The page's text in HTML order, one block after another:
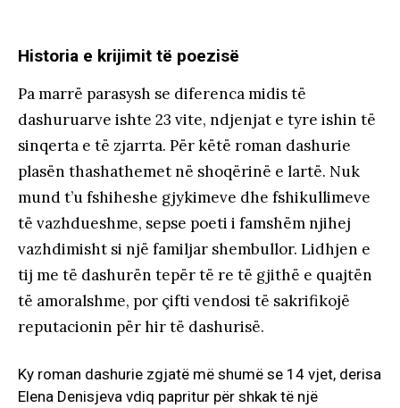
Historia e krijimit të poezisë
Pa marrë parasysh se diferenca midis të
dashuruarve ishte 23 vite, ndjenjat e tyre ishin të
sinqerta e të zjarrta. Për këtë roman dashurie
plasën thashathemet në shoqërinë e lartë. Nuk
mund t’u fshiheshe gjykimeve dhe fshikullimeve
të vazhdueshme, sepse poeti i famshëm njihej
vazhdimisht si një familjar shembullor. Lidhjen e
tij me të dashurën tepër të re të gjithë e quajtën
të amoralshme, por çifti vendosi të sakrifikojë
reputacionin për hir të dashurisë.
Ky roman dashurie zgjatë më shumë se 14 vjet, derisa
Elena Denisjeva vdiq papritur për shkak të një